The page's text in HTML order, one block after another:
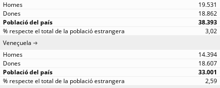
19.531
18.862
38.393
3,02
Veneçuela
14.394
18.607
33.001
2,59